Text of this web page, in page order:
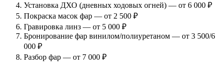
Установка ДХО (дневных ходовых огней) — от 6 000 ₽
Покраска масок фар — от 2 500 ₽
Гравировка линз — от 5 000 ₽
Бронирование фар винилом/полиуретаном — от 3 500/6
000 ₽
Разбор фар — от 7 000 ₽